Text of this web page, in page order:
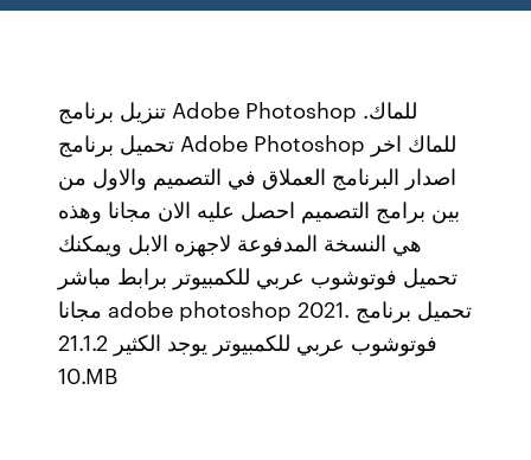
تنزيل برنامج Adobe Photoshop للماك.
تحميل برنامج Adobe Photoshop للماك اخر
اصدار البرنامج العملاق في التصميم والاول من
بين برامج التصميم احصل عليه الان مجانا وهذه
هي النسخة المدفوعة لاجهزه الابل ويمكنك
تحميل فوتوشوب عربي للكمبيوتر برابط مباشر
مجانا adobe photoshop 2021. تحميل برنامج
فوتوشوب عربي للكمبيوتر يوجد الكثير 21.1.2
10.MB